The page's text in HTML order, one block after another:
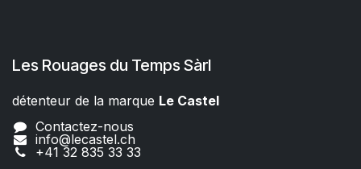
Les Rouages du Temps Sàrl
détenteur de la marque Le Castel​​
Contactez-nous
info@lecastel.ch
+41 32 835 33 33